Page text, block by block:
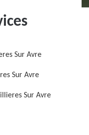
Sur Avre
Sur Avre
Sur Avre